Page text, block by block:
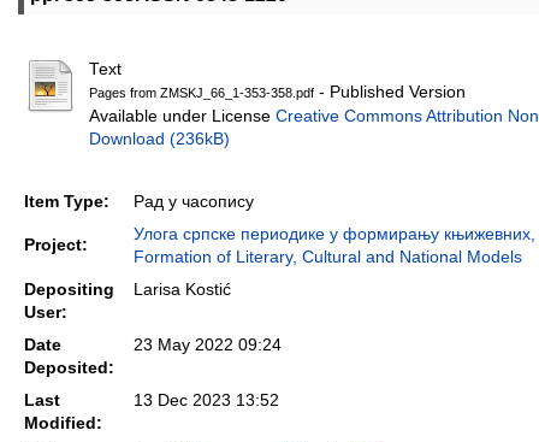
Text
Pages from ZMSKJ_66_1-353-358.pdf - Published Version
Available under License Creative Commons Attribution
Download (236kB)
Item Type: Рад у часопису
Project:
Улога српске периодике у формирању
Formation of Literary, Cultural and National Models
Depositing
User:
Larisa Kostić
Date
Deposited:
23 May 2022 09:24
Last
Modified:
13 Dec 2023 13:52